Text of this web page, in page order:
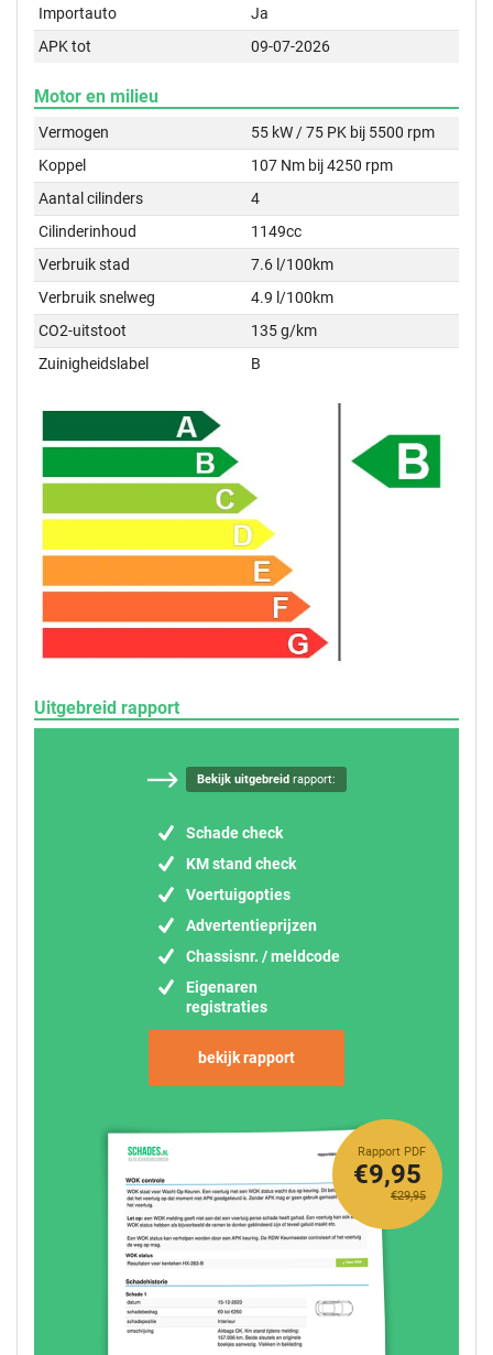
Importauto
Ja
APK tot
09-07-2026
Motor en milieu
Vermogen
55 kW / 75 PK bij 5500 rpm
Koppel
107 Nm bij 4250 rpm
Aantal cilinders
4
Cilinderinhoud
1149cc
Verbruik stad
7.6 l/100km
Verbruik snelweg
4.9 l/100km
CO2-uitstoot
135 g/km
Zuinigheidslabel
B
Uitgebreid rapport
Bekijk uitgebreidrapport:
Schade check
KM stand check
Voertuigopties
Advertentieprijzen
Chassisnr. / meldcode
Eigenaren
registraties
bekijk rapport
Rapport PDF
€29,95
€9,95